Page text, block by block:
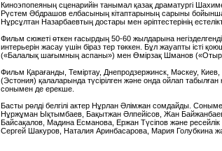
Киноэпопеяның сценарийін танымал қазақ драматургі
Рүстем Әбдрашов елбасының кітаптарының сарыны
Нұрсұлтан Назарбаевтың достары мен әріптестерінің
Фильм сюжеті өткен ғасырдың 50-60 жылдарына
интерьерін жасау үшін біраз тер төккен. Бұл жауапты істі
(«Балалық шағымның аспаны») мен Өмірзақ Шманов
Фильм Қарағанды, Теміртау, Днепродзержинск, Мәскеу,
(Эстония) қалаларында түсірілген және онда ойлап табылған
сонымен де ерекше.
Басты рөлді белгілі актер Нұрлан Әлімжан сомдайды.
Нұржұман Ықтымбаев, Бақытжан Әлпейісов, Жан
Байсақалов, Мадина Есманова, Ержан Түсіпов және
Сергей Шакуров, Наталия Аринбасарова, Мария Голубкина